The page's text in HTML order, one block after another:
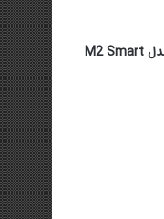
خرید ساعت هوشمند مدل M2 Smart